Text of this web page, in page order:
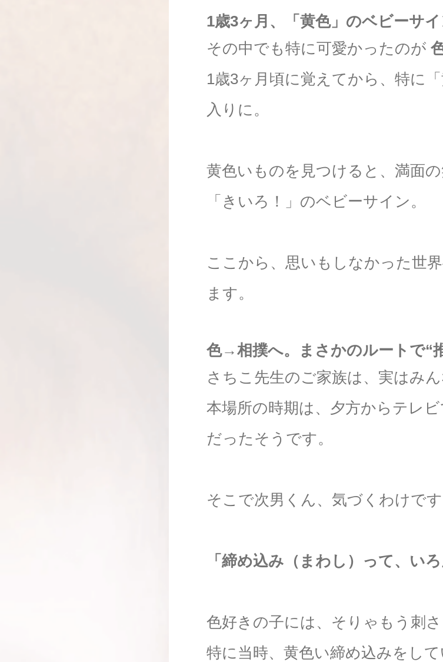
1歳3ヶ月、「黄色」のベビーサ
その中でも特に可愛かったのが
1歳3ヶ月頃に覚えてから、特に
入りに。
黄色いものを見つけると、満面
「きいろ！」のベビーサイン。
ここから、思いもしなかった世
ます。
色→相撲へ。まさかのルートで“
さちこ先生のご家族は、実はみん
本場所の時期は、夕方からテレ
だったそうです。
そこで次男くん、気づくわけです
「締め込み（まわし）って、い
色好きの子には、そりゃもう刺さ
特に当時、黄色い締め込みをして